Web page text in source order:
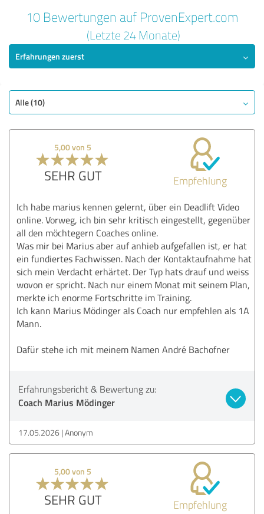
SEHR GUT
Nutzen
Leistungen
Durchführung
Beratung
Bewertung anzeigen
10 Bewertungen auf ProvenExpert.com
(Letzte 24 Monate)
Erfahrungen zuerst
Alle (10)
5,00 von 5
SEHR GUT Empfehlung
Ich habe marius kennen gelernt, über ein Deadlift Video
online. Vorweg, ich bin sehr kritisch eingestellt, gegenüber
all den möchtegern Coaches online.
Was mir bei Marius aber auf anhieb aufgefallen ist, er hat
ein fundiertes Fachwissen. Nach der Kontaktaufnahme hat
sich mein Verdacht erhärtet. Der Typ hats drauf und weiss
wovon er spricht. Nach nur einem Monat mit seinem Plan,
merkte ich enorme Fortschritte im Training.
Ich kann Marius Mödinger als Coach nur empfehlen als 1A
Mann.
Dafür stehe ich mit meinem Namen André Bachofner
Erfahrungsbericht & Bewertung zu:
Coach Marius Mödinger
17.05.2026 Anonym
5,00 von 5
SEHR GUT Empfehlung